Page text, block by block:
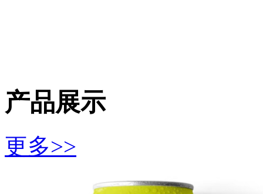
产品展示
更多>>